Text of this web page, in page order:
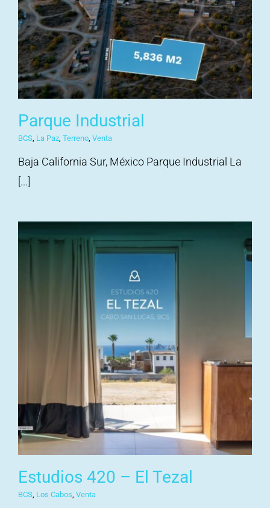
Parque Industrial
BCS, La Paz, Terreno, Venta
Baja California Sur, México Parque Industrial La
[...]
Estudios 420 – El Tezal
BCS, Los Cabos, Venta